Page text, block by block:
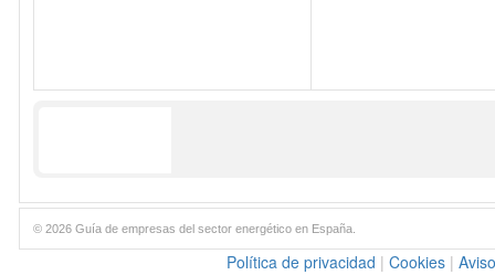
© 2026 Guía de empresas del sector energético en España.
Política de privacidad | Cookies |